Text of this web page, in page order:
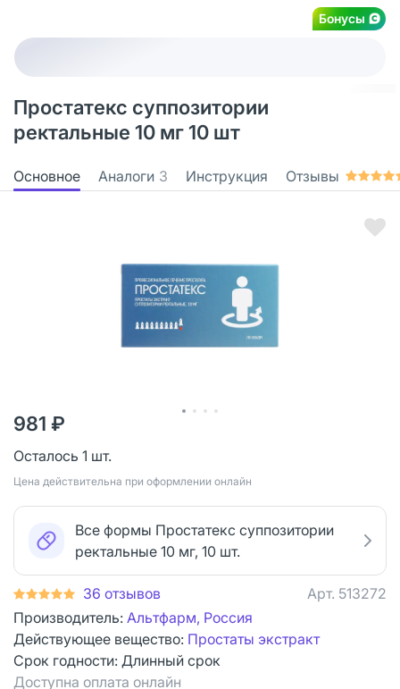
Бонусы
Простатекс суппозитории
ректальные 10 мг 10 шт
Основное Аналоги 3 Инструкция Отзывы
981 ₽
Осталось 1 шт.
Цена действительна при оформлении онлайн
Все формы Простатекс суппозитории
ректальные 10 мг, 10 шт.
36 отзывов Арт. 513272
Производитель: Альтфарм, Россия
Действующее вещество: Простаты экстракт
Срок годности: Длинный срок
Доступна оплата онлайн